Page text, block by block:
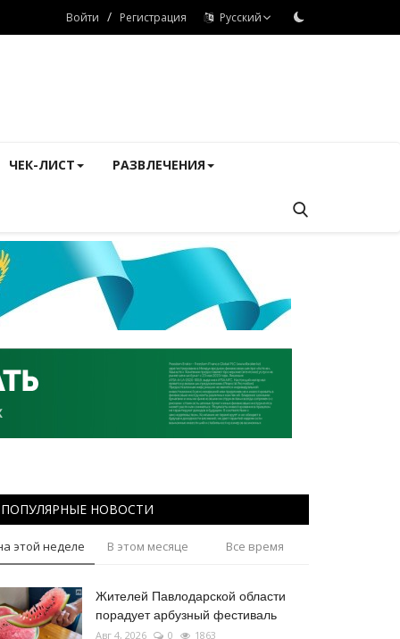
Войти / Регистрация Русский
ЧЕК-ЛИСТ РАЗВЛЕЧЕНИЯ
ПОПУЛЯРНЫЕ НОВОСТИ
этой неделе В этом месяце Все время
Жителей Павлодарской области
порадует арбузный фестиваль
Авг 4, 2026 0 1863